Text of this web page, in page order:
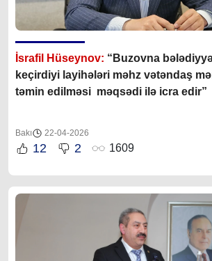
İsrafil Hüseynov: “Buzovna
keçirdiyi layihələri məhz vətəndaş
təmin edilməsi məqsədi ilə icra edir”
Bakı 22-04-2026
12 2 1609